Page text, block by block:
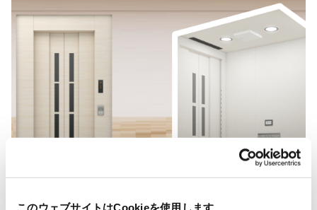
このウェブサイトはCookieを使用します